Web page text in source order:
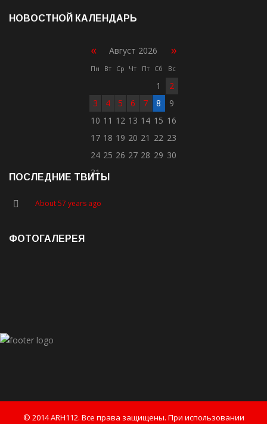
НОВОСТНОЙ КАЛЕНДАРЬ
« Август 2026 »
Пн Вт Ср Чт Пт Сб Вс
1
2
3
4 5 6 7 8
9
10 11 12 13 14 15 16
17 18 19 20 21 22 23
24 25 26 27 28 29 30
31
ПОСЛЕДНИЕ ТВИТЫ
About 57 years ago
ФОТОГАЛЕРЕЯ
© 2014 ARH112. Все права защищены. При использовании